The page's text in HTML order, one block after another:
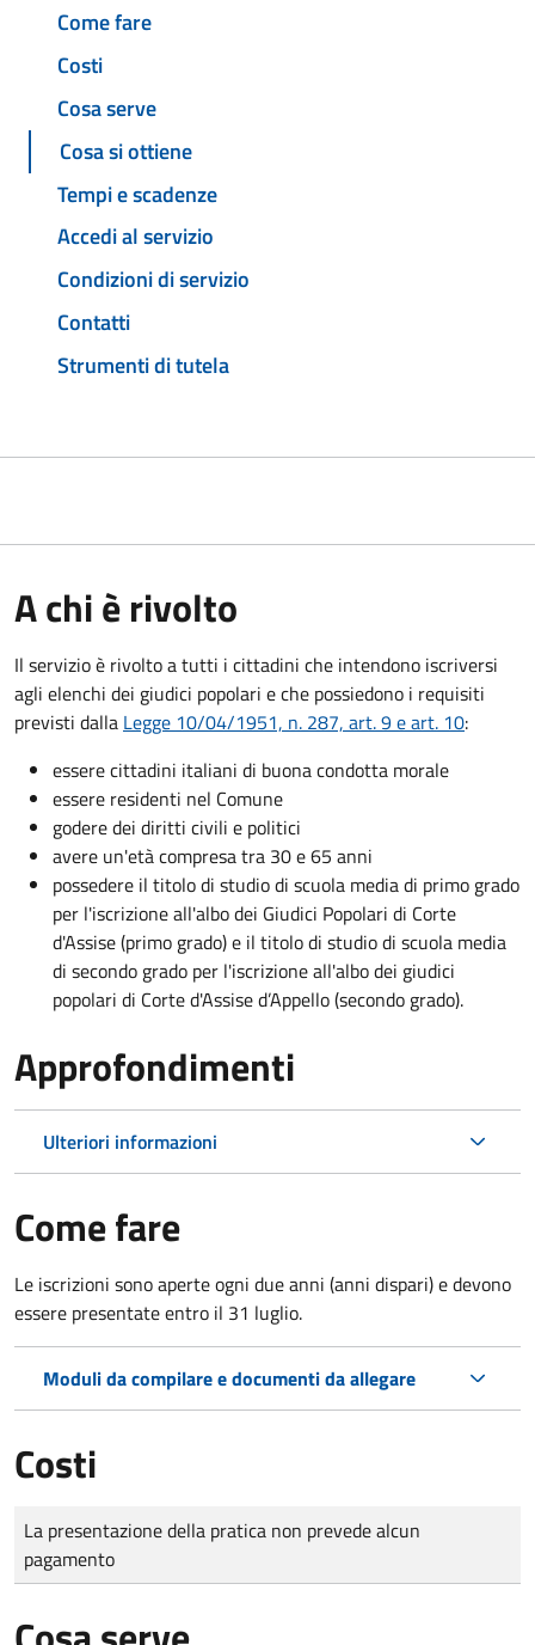
Come fare
Costi
Cosa serve
Cosa si ottiene
Tempi e scadenze
Accedi al servizio
Condizioni di servizio
Contatti
Strumenti di tutela
A chi è rivolto
Il servizio è rivolto a tutti i cittadini che intendono iscriversi
agli elenchi dei giudici popolari e che possiedono i requisiti
previsti dalla Legge 10/04/1951, n. 287, art. 9 e art. 10:
essere cittadini italiani di buona condotta morale
essere residenti nel Comune
godere dei diritti civili e politici
avere un'età compresa tra 30 e 65 anni
possedere il titolo di studio di scuola media di primo grado
per l'iscrizione all'albo dei Giudici Popolari di Corte
d'Assise (primo grado) e il titolo di studio di scuola media
di secondo grado per l'iscrizione all'albo dei giudici
popolari di Corte d'Assise d’Appello (secondo grado).
Approfondimenti
Ulteriori informazioni
Come fare
Le iscrizioni sono aperte ogni due anni (anni dispari) e devono
essere presentate entro il 31 luglio.
Moduli da compilare e documenti da allegare
Costi
Tipo di pagamento
Importo
La presentazione della pratica non prevede alcun
pagamento